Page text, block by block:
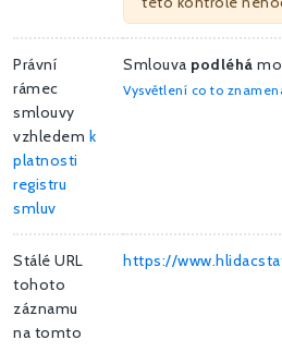
Právní
rámec
smlouvy
vzhledem k
platnosti
registru
smluv
Smlouva podléhá
Vysvětlení co to
Stálé URL
tohoto
záznamu
na tomto
https://